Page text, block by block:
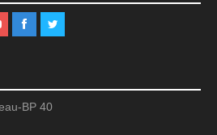
BP 40